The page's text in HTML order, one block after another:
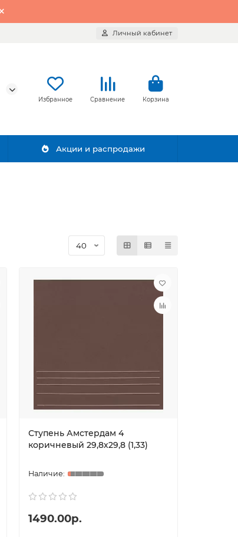
Личный кабинет
Избранное Сравнение Корзина
Акции и распродажи
Ступень Амстердам 4
коричневый 29,8х29,8 (1,33)
1490.00р.